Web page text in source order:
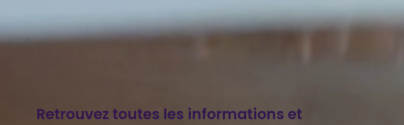
Retrouvez toutes les informations et